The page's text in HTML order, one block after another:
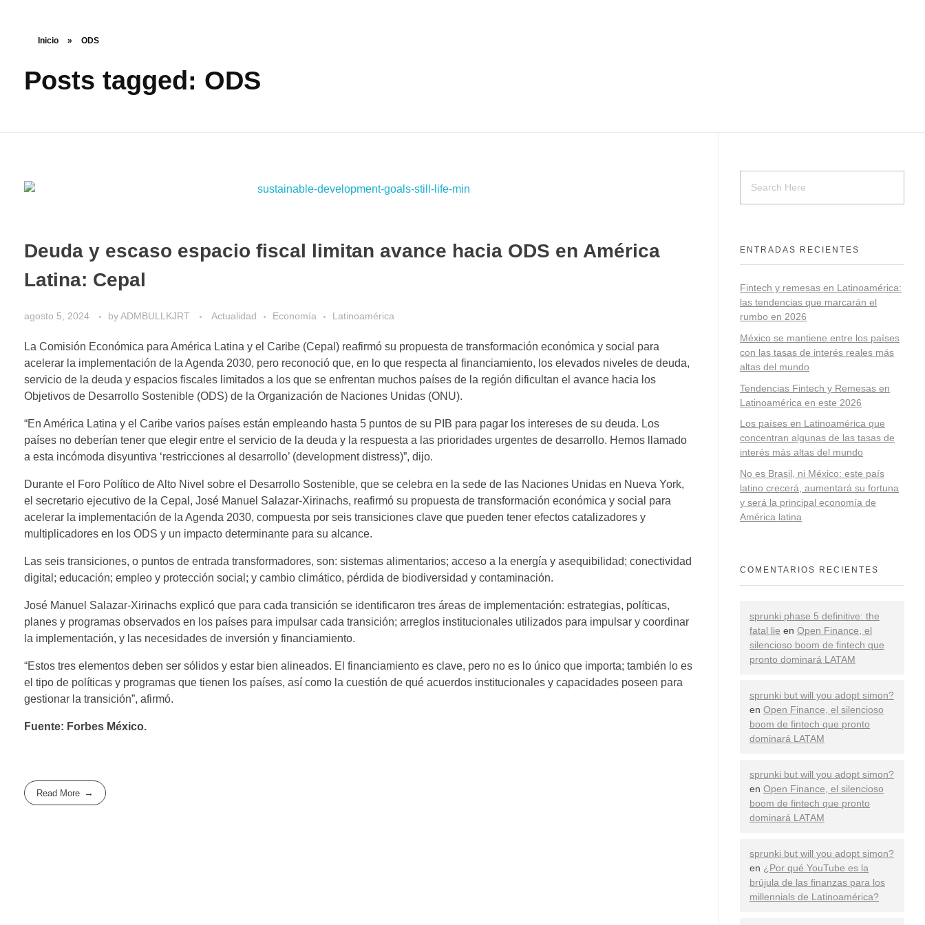
Inicio » ODS
Posts tagged: ODS
Deuda y escaso espacio fiscal limitan avance hacia ODS en América
Latina: Cepal
agosto 5, 2024 byADMBULLKJRT Actualidad Economía Latinoamérica
La Comisión Económica para América Latina y el Caribe (Cepal) reafirmó su propuesta de transformación económica y social para
acelerar la implementación de la Agenda 2030, pero reconoció que, en lo que respecta al financiamiento, los elevados niveles de deuda,
servicio de la deuda y espacios fiscales limitados a los que se enfrentan muchos países de la región dificultan el avance hacia los
Objetivos de Desarrollo Sostenible (ODS) de la Organización de Naciones Unidas (ONU).
“En América Latina y el Caribe varios países están empleando hasta 5 puntos de su PIB para pagar los intereses de su deuda. Los
países no deberían tener que elegir entre el servicio de la deuda y la respuesta a las prioridades urgentes de desarrollo. Hemos llamado
a esta incómoda disyuntiva ‘restricciones al desarrollo’ (development distress)”, dijo.
Durante el Foro Político de Alto Nivel sobre el Desarrollo Sostenible, que se celebra en la sede de las Naciones Unidas en Nueva York,
el secretario ejecutivo de la Cepal, José Manuel Salazar-Xirinachs, reafirmó su propuesta de transformación económica y social para
acelerar la implementación de la Agenda 2030, compuesta por seis transiciones clave que pueden tener efectos catalizadores y
multiplicadores en los ODS y un impacto determinante para su alcance.
Las seis transiciones, o puntos de entrada transformadores, son: sistemas alimentarios; acceso a la energía y asequibilidad; conectividad
digital; educación; empleo y protección social; y cambio climático, pérdida de biodiversidad y contaminación.
José Manuel Salazar-Xirinachs explicó que para cada transición se identificaron tres áreas de implementación: estrategias, políticas,
planes y programas observados en los países para impulsar cada transición; arreglos institucionales utilizados para impulsar y coordinar
la implementación, y las necesidades de inversión y financiamiento.
“Estos tres elementos deben ser sólidos y estar bien alineados. El financiamiento es clave, pero no es lo único que importa; también lo es
el tipo de políticas y programas que tienen los países, así como la cuestión de qué acuerdos institucionales y capacidades poseen para
gestionar la transición”, afirmó.
Fuente: Forbes México.
Read More
ENTRADAS RECIENTES
Fintech y remesas en Latinoamérica:
las tendencias que marcarán el
rumbo en 2026
México se mantiene entre los países
con las tasas de interés reales más
altas del mundo
Tendencias Fintech y Remesas en
Latinoamérica en este 2026
Los países en Latinoamérica que
concentran algunas de las tasas de
interés más altas del mundo
No es Brasil, ni México: este país
latino crecerá, aumentará su fortuna
y será la principal economía de
América latina
COMENTARIOS RECIENTES
sprunki phase 5 definitive: the
fatal lie en Open Finance, el
silencioso boom de fintech que
pronto dominará LATAM
sprunki but will you adopt simon?
en Open Finance, el silencioso
boom de fintech que pronto
dominará LATAM
sprunki but will you adopt simon?
en Open Finance, el silencioso
boom de fintech que pronto
dominará LATAM
sprunki but will you adopt simon?
en ¿Por qué YouTube es la
brújula de las finanzas para los
millennials de Latinoamérica?